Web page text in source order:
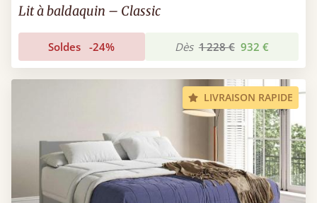
Lit à baldaquin – Classic
Soldes -24% Dès 1 228 € 932 €
LIVRAISON RAPIDE